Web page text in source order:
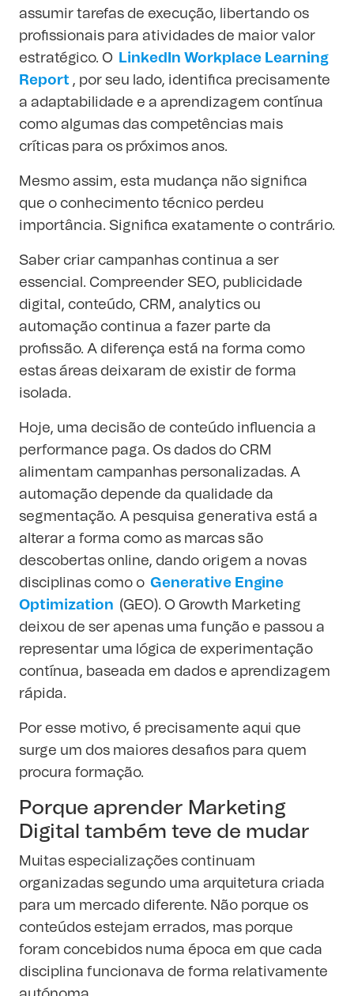
assumir tarefas de execução, libertando os
profissionais para atividades de maior valor
estratégico. O
LinkedIn Workplace Learning
Report , por seu lado, identifica precisamente
a adaptabilidade e a aprendizagem contínua
como algumas das competências mais
críticas para os próximos anos.
Mesmo assim, esta mudança não significa
que o conhecimento técnico perdeu
importância. Significa exatamente o contrário.
Saber criar campanhas continua a ser
essencial. Compreender SEO, publicidade
digital, conteúdo, CRM, analytics ou
automação continua a fazer parte da
profissão. A diferença está na forma como
estas áreas deixaram de existir de forma
isolada.
Hoje, uma decisão de conteúdo influencia a
performance paga. Os dados do CRM
alimentam campanhas personalizadas. A
automação depende da qualidade da
segmentação. A pesquisa generativa está a
alterar a forma como as marcas são
descobertas online, dando origem a novas
disciplinas como o Generative Engine
Optimization (GEO). O Growth Marketing
deixou de ser apenas uma função e passou a
representar uma lógica de experimentação
contínua, baseada em dados e aprendizagem
rápida.
Por esse motivo, é precisamente aqui que
surge um dos maiores desafios para quem
procura formação.
Porque aprender Marketing
Digital também teve de mudar
Muitas especializações continuam
organizadas segundo uma arquitetura criada
para um mercado diferente. Não porque os
conteúdos estejam errados, mas porque
foram concebidos numa época em que cada
disciplina funcionava de forma relativamente